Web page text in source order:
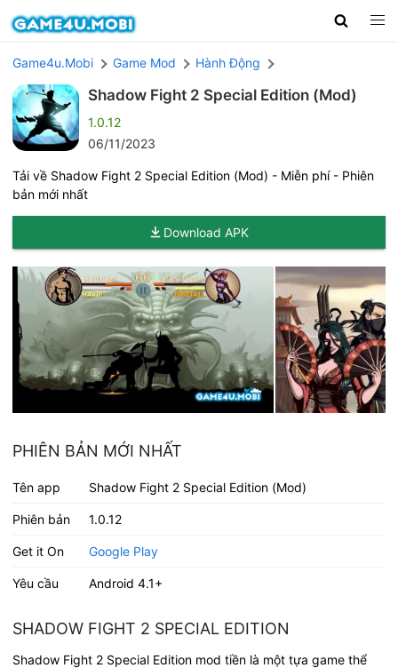
Game4u.Mobi Game Mod Hành Động
Shadow Fight 2 Special Edition (Mod)
1.0.12
06/11/2023
Tải về Shadow Fight 2 Special Edition (Mod) - Miễn phí - Phiên
bản mới nhất
Download APK
PHIÊN BẢN MỚI NHẤT
Tên app Shadow Fight 2 Special Edition (Mod)
Phiên bản 1.0.12
Get it On Google Play
Yêu cầu Android 4.1+
SHADOW FIGHT 2 SPECIAL EDITION
Shadow Fight 2 Special Edition mod tiền là một tựa game thể